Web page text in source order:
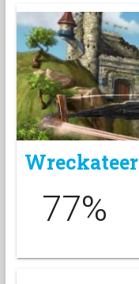
Wreckateer
77%